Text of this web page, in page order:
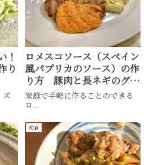
！
り
ズ
ロメスコソース（スペイン
風パプリカのソース）の作
り方 豚肉と長ネギのグリ
ルの作り方/レシピ
家庭で手軽に作ることのできる
ロ...
和食